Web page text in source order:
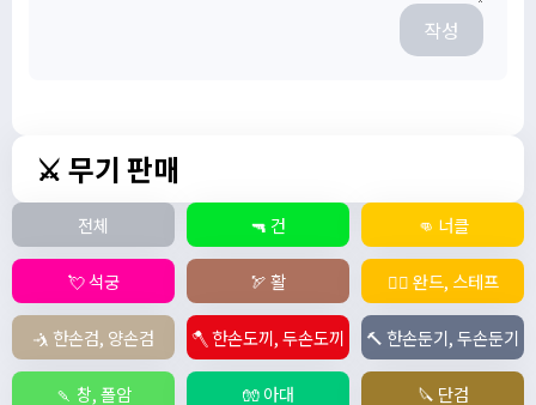
작성
⚔️ 무기 판매
전체 🔫 건 👊 너클
💘 석궁 🏹 활 🧙‍♀️ 완드, 스테프
🤺 한손검, 양손검 🪓 한손도끼, 두손도끼 🔨 한손둔기, 두손둔기
🍡 창, 폴암 🧤 아대 🔪 단검